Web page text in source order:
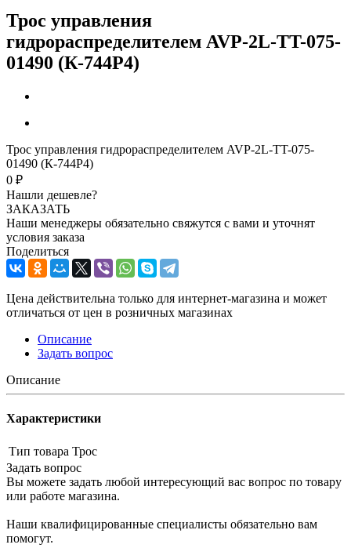
Трос управления
гидрораспределителем AVP-2L-TT-075-
01490 (К-744Р4)
Трос управления гидрораспределителем AVP-2L-TT-075-
01490 (К-744Р4)
0 ₽
Нашли дешевле?
ЗАКАЗАТЬ
Наши менеджеры обязательно свяжутся с вами и уточнят
условия заказа
Поделиться
Цена действительна только для интернет-магазина и может
отличаться от цен в розничных магазинах
Описание
Задать вопрос
Описание
Характеристики
Тип товара Трос
Задать вопрос
Вы можете задать любой интересующий вас вопрос по товару
или работе магазина.
Наши квалифицированные специалисты обязательно вам
помогут.